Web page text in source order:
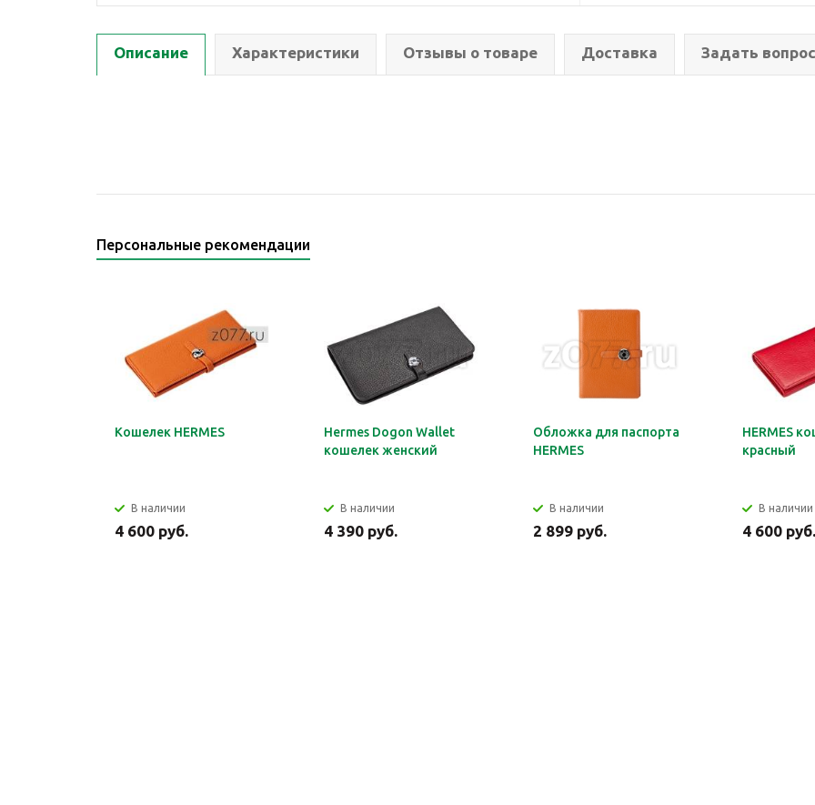
Описание Характеристики Отзывы о товаре Доставка Задать вопрос
Персональные рекомендации
Кошелек HERMES
В наличии
4 600 руб.
Hermes Dogon Wallet
кошелек женский
В наличии
4 390 руб.
Обложка для паспорта
HERMES
В наличии
2 899 руб.
HERMES
красный
В наличии
4 600 руб.